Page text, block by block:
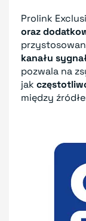
Prolink
oraz
kanału
pozwala na
jak
między